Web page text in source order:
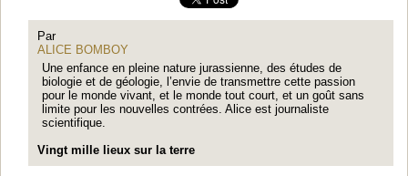
Par
ALICE BOMBOY
Une enfance en pleine nature jurassienne, des études de
biologie et de géologie, l’envie de transmettre cette passion
pour le monde vivant, et le monde tout court, et un goût sans
limite pour les nouvelles contrées. Alice est journaliste
scientifique.
Vingt mille lieux sur la terre